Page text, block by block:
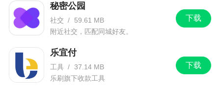
下载
秘密公园
社交 /
59.61 MB
附近社交，匹配同城好友。
下载
乐宜付
工具 / 37.14 MB
乐刷旗下收款工具